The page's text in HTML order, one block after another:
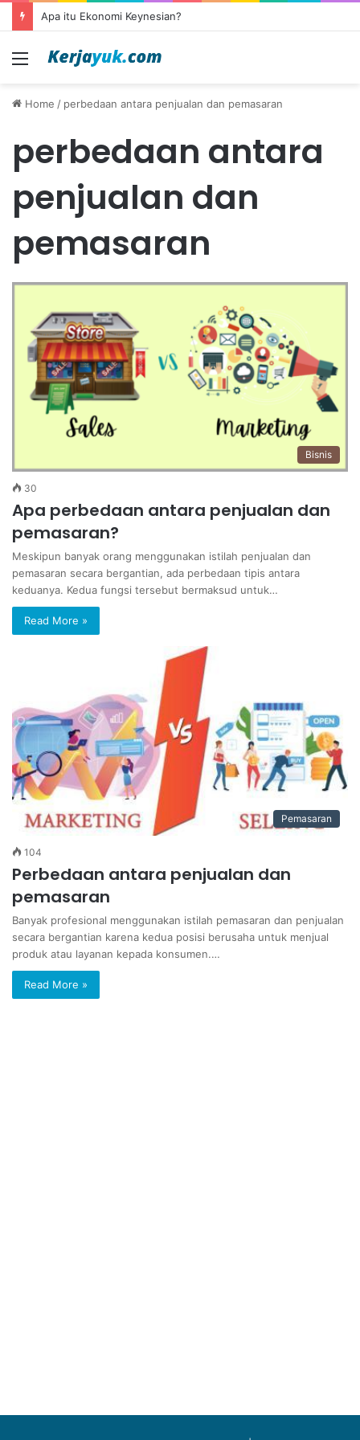
Apa itu Ekonomi Keynesian?
Menu
Home / perbedaan antara penjualan dan pemasaran
perbedaan antara
penjualan dan
pemasaran
Bisnis
30
Apa perbedaan antara penjualan dan
pemasaran?
Meskipun banyak orang menggunakan istilah penjualan dan
pemasaran secara bergantian, ada perbedaan tipis antara
keduanya. Kedua fungsi tersebut bermaksud untuk…
Read More »
Pemasaran
104
Perbedaan antara penjualan dan
pemasaran
Banyak profesional menggunakan istilah pemasaran dan penjualan
secara bergantian karena kedua posisi berusaha untuk menjual
produk atau layanan kepada konsumen.…
Read More »